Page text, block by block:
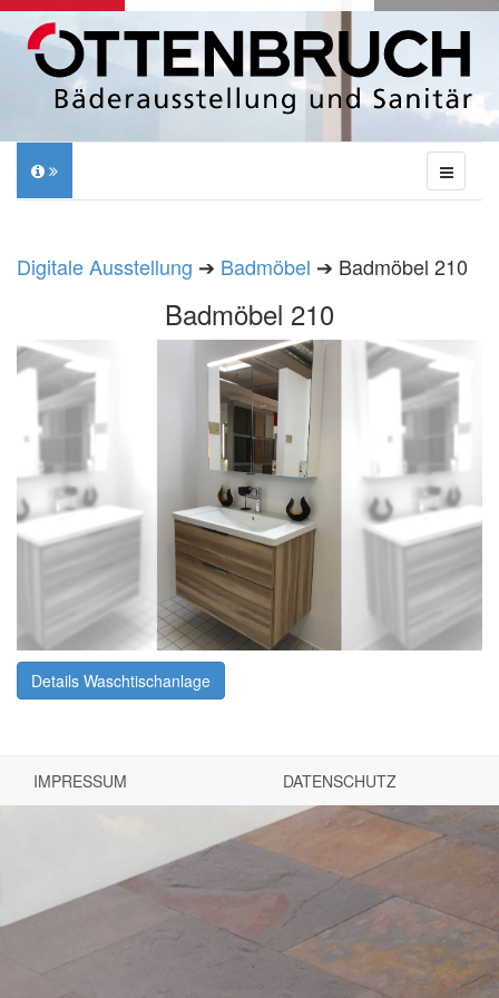
Digitale Ausstellung ➔ Badmöbel ➔ Badmöbel 210
Badmöbel 210
Details Waschtischanlage
IMPRESSUM DATENSCHUTZ